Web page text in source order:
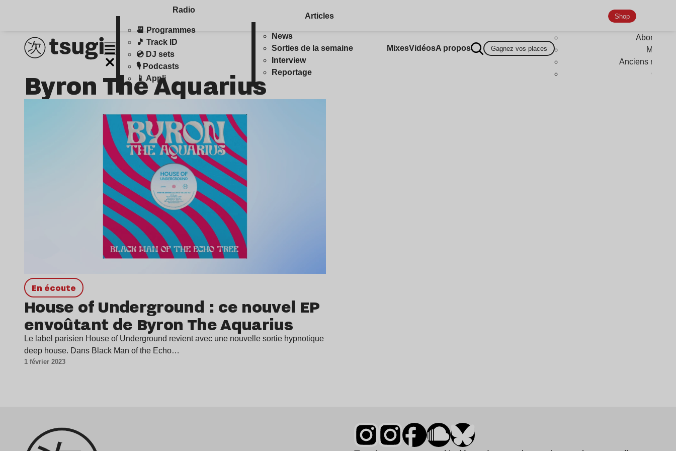
Radio
📆 Programmes
🎵 Track ID
💿 DJ sets
🎙️ Podcasts
📱 Appli
Articles
News
Sorties de la semaine
Interview
Reportage
MixesVidéosA propos Gagnez vos places
Shop
Anciens
Byron The Aquarius
en écoute
House of Underground : ce nouvel EP
envoûtant de Byron The Aquarius
Le label parisien House of Underground revient avec une nouvelle sortie hypnotique
deep house. Dans Black Man of the Echo…
1 février 2023